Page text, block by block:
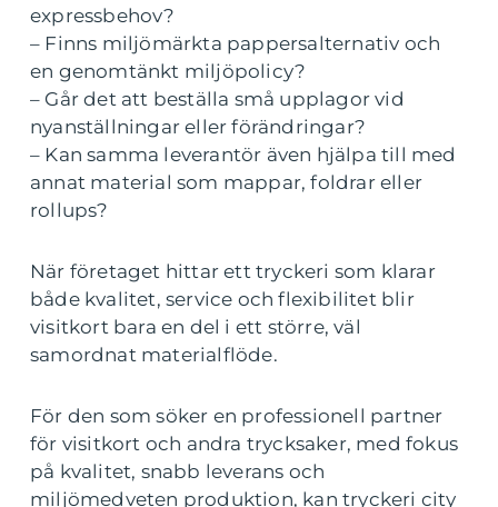
expressbehov?
– Finns miljömärkta pappersalternativ och
en genomtänkt miljöpolicy?
– Går det att beställa små upplagor vid
nyanställningar eller förändringar?
– Kan samma leverantör även hjälpa till med
annat material som mappar, foldrar eller
rollups?
När företaget hittar ett tryckeri som klarar
både kvalitet, service och flexibilitet blir
visitkort bara en del i ett större, väl
samordnat materialflöde.
För den som söker en professionell partner
för visitkort och andra trycksaker, med fokus
på kvalitet, snabb leverans och
miljömedveten produktion, kan tryckeri city